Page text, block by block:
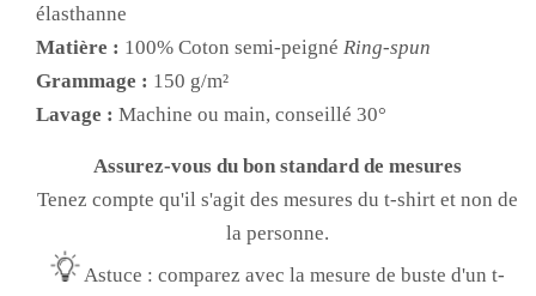
élasthanne
Matière : 100% Coton semi-peigné Ring-spun
Grammage : 150 g/m²
Lavage : Machine ou main, conseillé 30°
Assurez-vous du bon standard de mesures
Tenez compte qu'il s'agit des mesures du t-shirt et non de
la personne.
Astuce : comparez avec la mesure de buste d'un t-